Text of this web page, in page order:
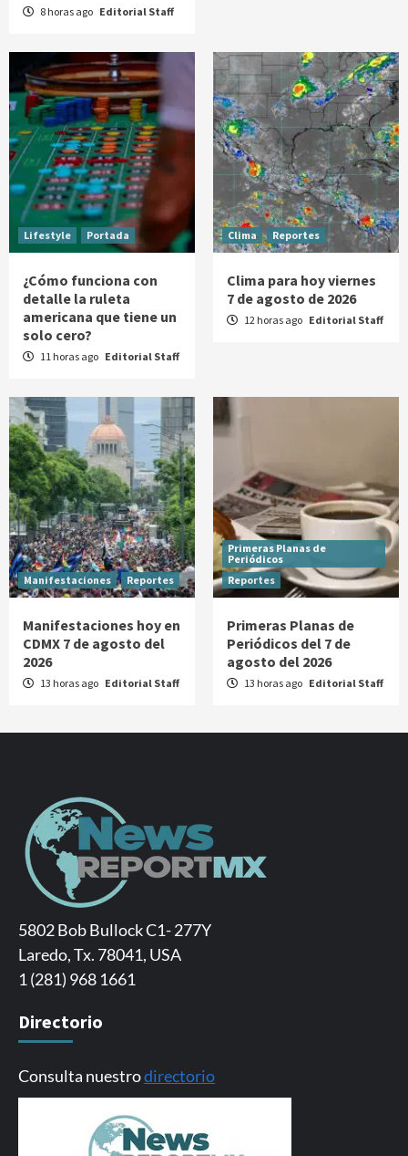
8 horas ago Editorial Staff
Lifestyle Portada
¿Cómo funciona con
detalle la ruleta
americana que tiene un
solo cero?
11 horas ago Editorial Staff
Clima Reportes
Clima para hoy viernes
7 de agosto de 2026
12 horas ago Editorial Staff
Manifestaciones Reportes
Manifestaciones hoy en
CDMX 7 de agosto del
2026
13 horas ago Editorial Staff
Primeras Planas de
Periódicos
Reportes
Primeras Planas de
Periódicos del 7 de
agosto del 2026
13 horas ago Editorial Staff
5802 Bob Bullock C1- 277Y
Laredo, Tx. 78041, USA
1 (281) 968 1661
Directorio
Consulta nuestrodirectorio